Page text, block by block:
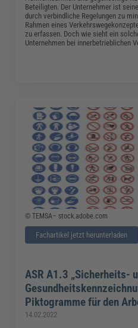
Beteiligten. Der Unternehmer ist
durch verbindliche Regelungen zu
Rahmen eines
zu erfassen. Doch wie sieht ein
Unternehmen bei innerbetrieblichen
© TEMSA– stock.adobe.com
Fachartikel jetzt herunterladen
ASR A1.3 „Sicherheits-
Piktogramme für den
14.02.2022